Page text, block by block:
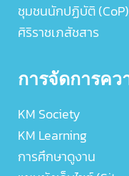
ชุมชนนักปฏิบัติ (CoP)
ศิริราชเภสัชสาร
การจัดการคว
KM Society
KM Learning
การศึกษาดูงาน